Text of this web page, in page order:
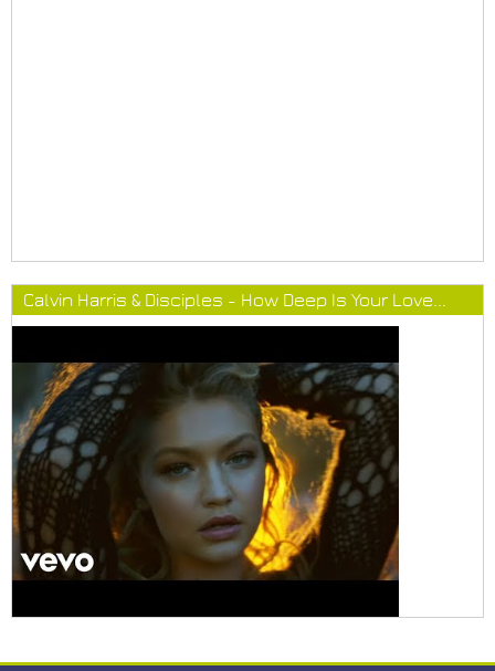
Calvin Harris & Disciples - How Deep Is Your Love...